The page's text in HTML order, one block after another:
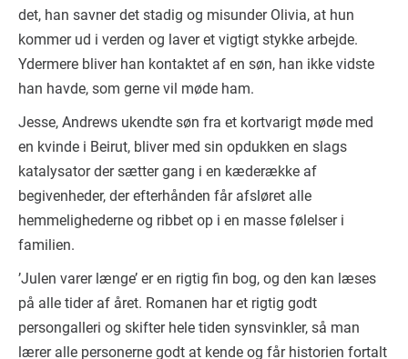
det, han savner det stadig og misunder Olivia, at hun
kommer ud i verden og laver et vigtigt stykke arbejde.
Ydermere bliver han kontaktet af en søn, han ikke vidste
han havde, som gerne vil møde ham.
Jesse, Andrews ukendte søn fra et kortvarigt møde med
en kvinde i Beirut, bliver med sin opdukken en slags
katalysator der sætter gang i en kæderække af
begivenheder, der efterhånden får afsløret alle
hemmelighederne og ribbet op i en masse følelser i
familien.
’Julen varer længe’ er en rigtig fin bog, og den kan læses
på alle tider af året. Romanen har et rigtig godt
persongalleri og skifter hele tiden synsvinkler, så man
lærer alle personerne godt at kende og får historien fortalt